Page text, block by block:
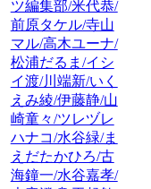
ツ編集部/米代恭/
前原タケル/寺山
マル/高木ユーナ/
松浦だるま/イシ
イ渡/川端新/いく
えみ綾/伊藤静/山
崎童々/ツレヅレ
ハナコ/水谷緑/ま
えだたかひろ/古
海鐘一/水谷嘉孝/